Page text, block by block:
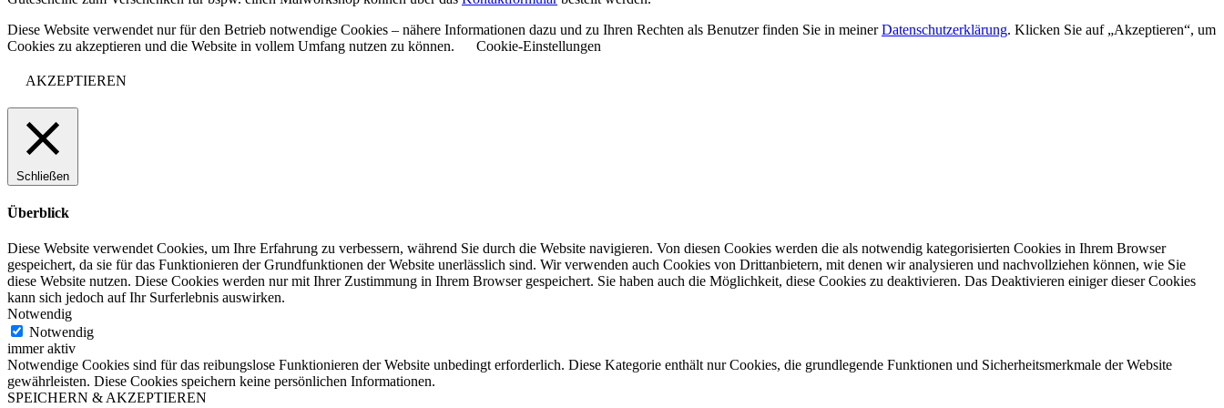
Diese Website verwendet nur für den Betrieb notwendige Cookies – nähere Informationen dazu und zu Ihren Rechten als Benutzer finden Sie in meinerDatenschutzerklärung. Klicken Sie auf „Akzeptieren“, um
Cookies zu akzeptieren und die Website in vollem Umfang nutzen zu können.
Cookie-Einstellungen
AKZEPTIEREN
Schließen
Überblick
Diese Website verwendet Cookies, um Ihre Erfahrung zu verbessern, während Sie durch die Website navigieren. Von diesen Cookies werden die als notwendig kategorisierten Cookies in Ihrem Browser
gespeichert, da sie für das Funktionieren der Grundfunktionen der Website unerlässlich sind. Wir verwenden auch Cookies von Drittanbietern, mit denen wir analysieren und nachvollziehen können, wie Sie
diese Website nutzen. Diese Cookies werden nur mit Ihrer Zustimmung in Ihrem Browser gespeichert. Sie haben auch die Möglichkeit, diese Cookies zu deaktivieren. Das Deaktivieren einiger dieser Cookies
kann sich jedoch auf Ihr Surferlebnis auswirken.
Notwendig
Notwendig
immer aktiv
Notwendige Cookies sind für das reibungslose Funktionieren der Website unbedingt erforderlich. Diese Kategorie enthält nur Cookies, die grundlegende Funktionen und Sicherheitsmerkmale der Website
gewährleisten. Diese Cookies speichern keine persönlichen Informationen.
SPEICHERN & AKZEPTIEREN